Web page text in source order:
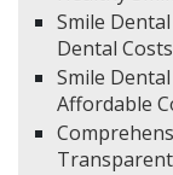
Smile
Dental
Smile
Affordable